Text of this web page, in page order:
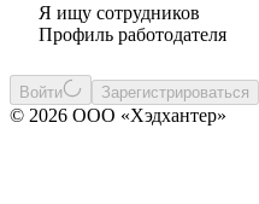
Я ищу сотрудников
Профиль работодателя
Войти Зарегистрироваться
© 2026 ООО «Хэдхантер»